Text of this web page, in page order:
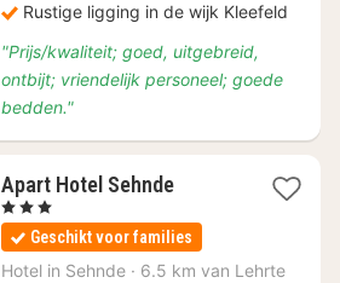
Rustige ligging in de wijk Kleefeld
"Prijs/kwaliteit; goed, uitgebreid,
ontbijt; vriendelijk personeel; goede
bedden."
Apart Hotel Sehnde1
vanaf
€
126,32
, 3 Sterren
Geschikt voor families
Hotel in Sehnde · 6.5 km van Lehrte